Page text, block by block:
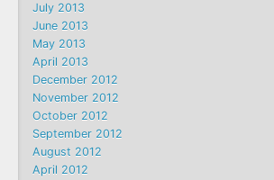
July 2013
June 2013
May 2013
April 2013
December 2012
November 2012
October 2012
September 2012
August 2012
April 2012